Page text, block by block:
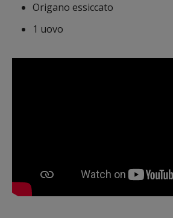
Origano essiccato
1 uovo